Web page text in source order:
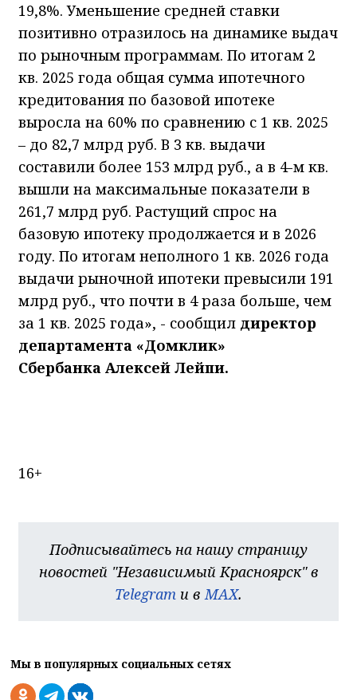
19,8%. Уменьшение средней ставки
позитивно отразилось на динамике выдач
по рыночным программам. По итогам 2
кв. 2025 года общая сумма ипотечного
кредитования по базовой ипотеке
выросла на 60% по сравнению с 1 кв. 2025
– до 82,7 млрд руб. В 3 кв. выдачи
составили более 153 млрд руб., а в 4-м кв.
вышли на максимальные показатели в
261,7 млрд руб. Растущий спрос на
базовую ипотеку продолжается и в 2026
году. По итогам неполного 1 кв. 2026 года
выдачи рыночной ипотеки превысили 191
млрд руб., что почти в 4 раза больше, чем
за 1 кв. 2025 года», - сообщил директор
департамента «Домклик»
Сбербанка Алексей Лейпи.
16+
Подписывайтесь на нашу страницу
новостей "Независимый Красноярск" в
Telegram и вMAX.
Мы в популярных социальных сетях